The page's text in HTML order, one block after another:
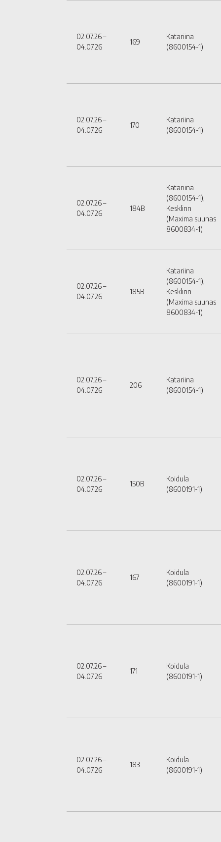
02.07.26 –
04.07.26
169
Katariina
(8600154-1)
02.07.26 –
04.07.26
170
Katariina
(8600154-1)
02.07.26 –
04.07.26
184B
Katariina
(8600154-1),
Kesklinn
(Maxima suunas
8600834-1)
02.07.26 –
04.07.26
185B
Katariina
(8600154-1),
Kesklinn
(Maxima suunas
8600834-1)
02.07.26 –
04.07.26
206
Katariina
(8600154-1)
02.07.26 –
04.07.26
150B
Koidula
(8600191-1)
02.07.26 –
04.07.26
167
Koidula
(8600191-1)
02.07.26 –
04.07.26
171
Koidula
(8600191-1)
02.07.26 –
04.07.26
183
Koidula
(8600191-1)